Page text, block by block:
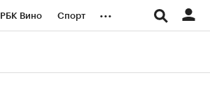
РБК Вино Спорт ...